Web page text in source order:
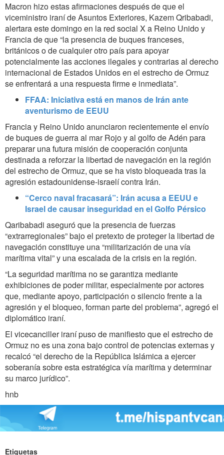
Macron hizo estas afirmaciones después de que el
viceministro iraní de Asuntos Exteriores, Kazem Qribabadi,
alertara este domingo en la red social X a Reino Unido y
Francia de que “la presencia de buques franceses,
británicos o de cualquier otro país para apoyar
potencialmente las acciones ilegales y contrarias al derecho
internacional de Estados Unidos en el estrecho de Ormuz
se enfrentará a una respuesta firme e inmediata”.
FFAA: Iniciativa está en manos de Irán ante
aventurismo de EEUU
Francia y Reino Unido anunciaron recientemente el envío
de buques de guerra al mar Rojo y al golfo de Adén para
preparar una futura misión de cooperación conjunta
destinada a reforzar la libertad de navegación en la región
del estrecho de Ormuz, que se ha visto bloqueada tras la
agresión estadounidense-israelí contra Irán.
“Cerco naval fracasará”: Irán acusa a EEUU e
Israel de causar inseguridad en el Golfo Pérsico
Qaribabadi aseguró que la presencia de fuerzas
“extrarregionales” bajo el pretexto de proteger la libertad de
navegación constituye una “militarización de una vía
marítima vital” y una escalada de la crisis en la región.
“La seguridad marítima no se garantiza mediante
exhibiciones de poder militar, especialmente por actores
que, mediante apoyo, participación o silencio frente a la
agresión y el bloqueo, forman parte del problema”, agregó el
diplomático iraní.
El vicecanciller iraní puso de manifiesto que el estrecho de
Ormuz no es una zona bajo control de potencias externas y
recalcó “el derecho de la República Islámica a ejercer
soberanía sobre esta estratégica vía marítima y determinar
su marco jurídico”.
hnb
Etiquetas